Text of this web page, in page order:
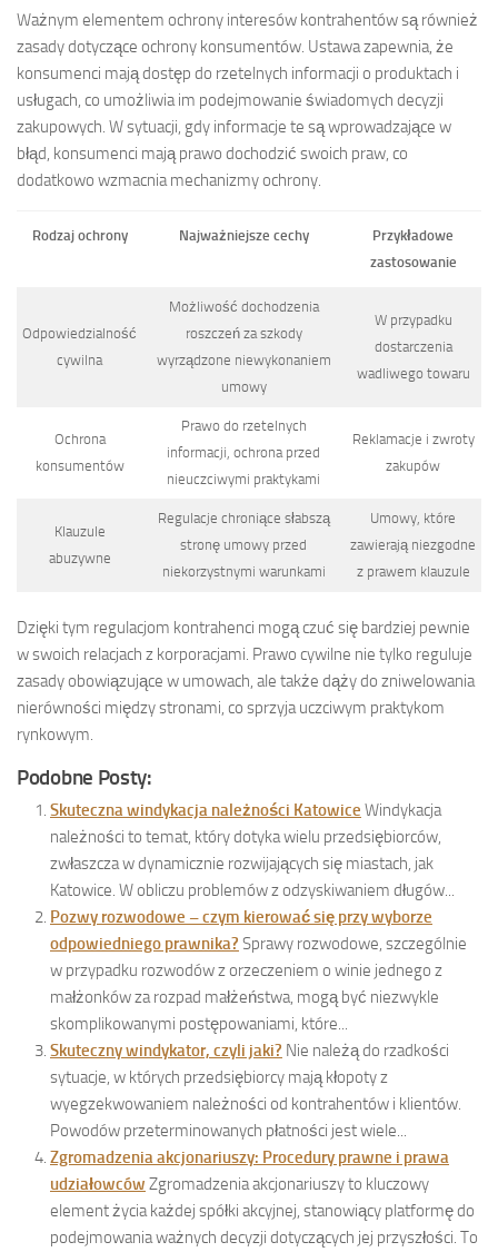
Ważnym elementem ochrony interesów kontrahentów są również
zasady dotyczące ochrony konsumentów. Ustawa zapewnia, że
konsumenci mają dostęp do rzetelnych informacji o produktach i
usługach, co umożliwia im podejmowanie świadomych decyzji
zakupowych. W sytuacji, gdy informacje te są wprowadzające w
błąd, konsumenci mają prawo dochodzić swoich praw, co
dodatkowo wzmacnia mechanizmy ochrony.
Rodzaj ochrony Najważniejsze cechy
Przykładowe
zastosowanie
Odpowiedzialność
cywilna
Możliwość dochodzenia
roszczeń za szkody
wyrządzone niewykonaniem
umowy
W przypadku
dostarczenia
wadliwego towaru
Ochrona
konsumentów
Prawo do rzetelnych
informacji, ochrona przed
nieuczciwymi praktykami
Reklamacje i zwroty
zakupów
Klauzule
abuzywne
Regulacje chroniące słabszą
stronę umowy przed
niekorzystnymi warunkami
Umowy, które
zawierają niezgodne
z prawem klauzule
Dzięki tym regulacjom kontrahenci mogą czuć się bardziej pewnie
w swoich relacjach z korporacjami. Prawo cywilne nie tylko reguluje
zasady obowiązujące w umowach, ale także dąży do zniwelowania
nierówności między stronami, co sprzyja uczciwym praktykom
rynkowym.
Podobne Posty:
Skuteczna windykacja należności Katowice Windykacja
należności to temat, który dotyka wielu przedsiębiorców,
zwłaszcza w dynamicznie rozwijających się miastach, jak
Katowice. W obliczu problemów z odzyskiwaniem długów...
Pozwy rozwodowe – czym kierować się przy wyborze
odpowiedniego prawnika? Sprawy rozwodowe, szczególnie
w przypadku rozwodów z orzeczeniem o winie jednego z
małżonków za rozpad małżeństwa, mogą być niezwykle
skomplikowanymi postępowaniami, które...
Skuteczny windykator, czyli jaki? Nie należą do rzadkości
sytuacje, w których przedsiębiorcy mają kłopoty z
wyegzekwowaniem należności od kontrahentów i klientów.
Powodów przeterminowanych płatności jest wiele...
Zgromadzenia akcjonariuszy: Procedury prawne i prawa
udziałowców Zgromadzenia akcjonariuszy to kluczowy
element życia każdej spółki akcyjnej, stanowiący platformę do
podejmowania ważnych decyzji dotyczących jej przyszłości. To